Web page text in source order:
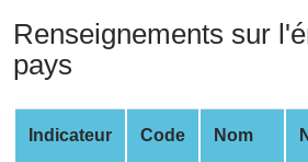
is
My
IP
Address
Renseignements sur
pays
Indicateur Code Nom